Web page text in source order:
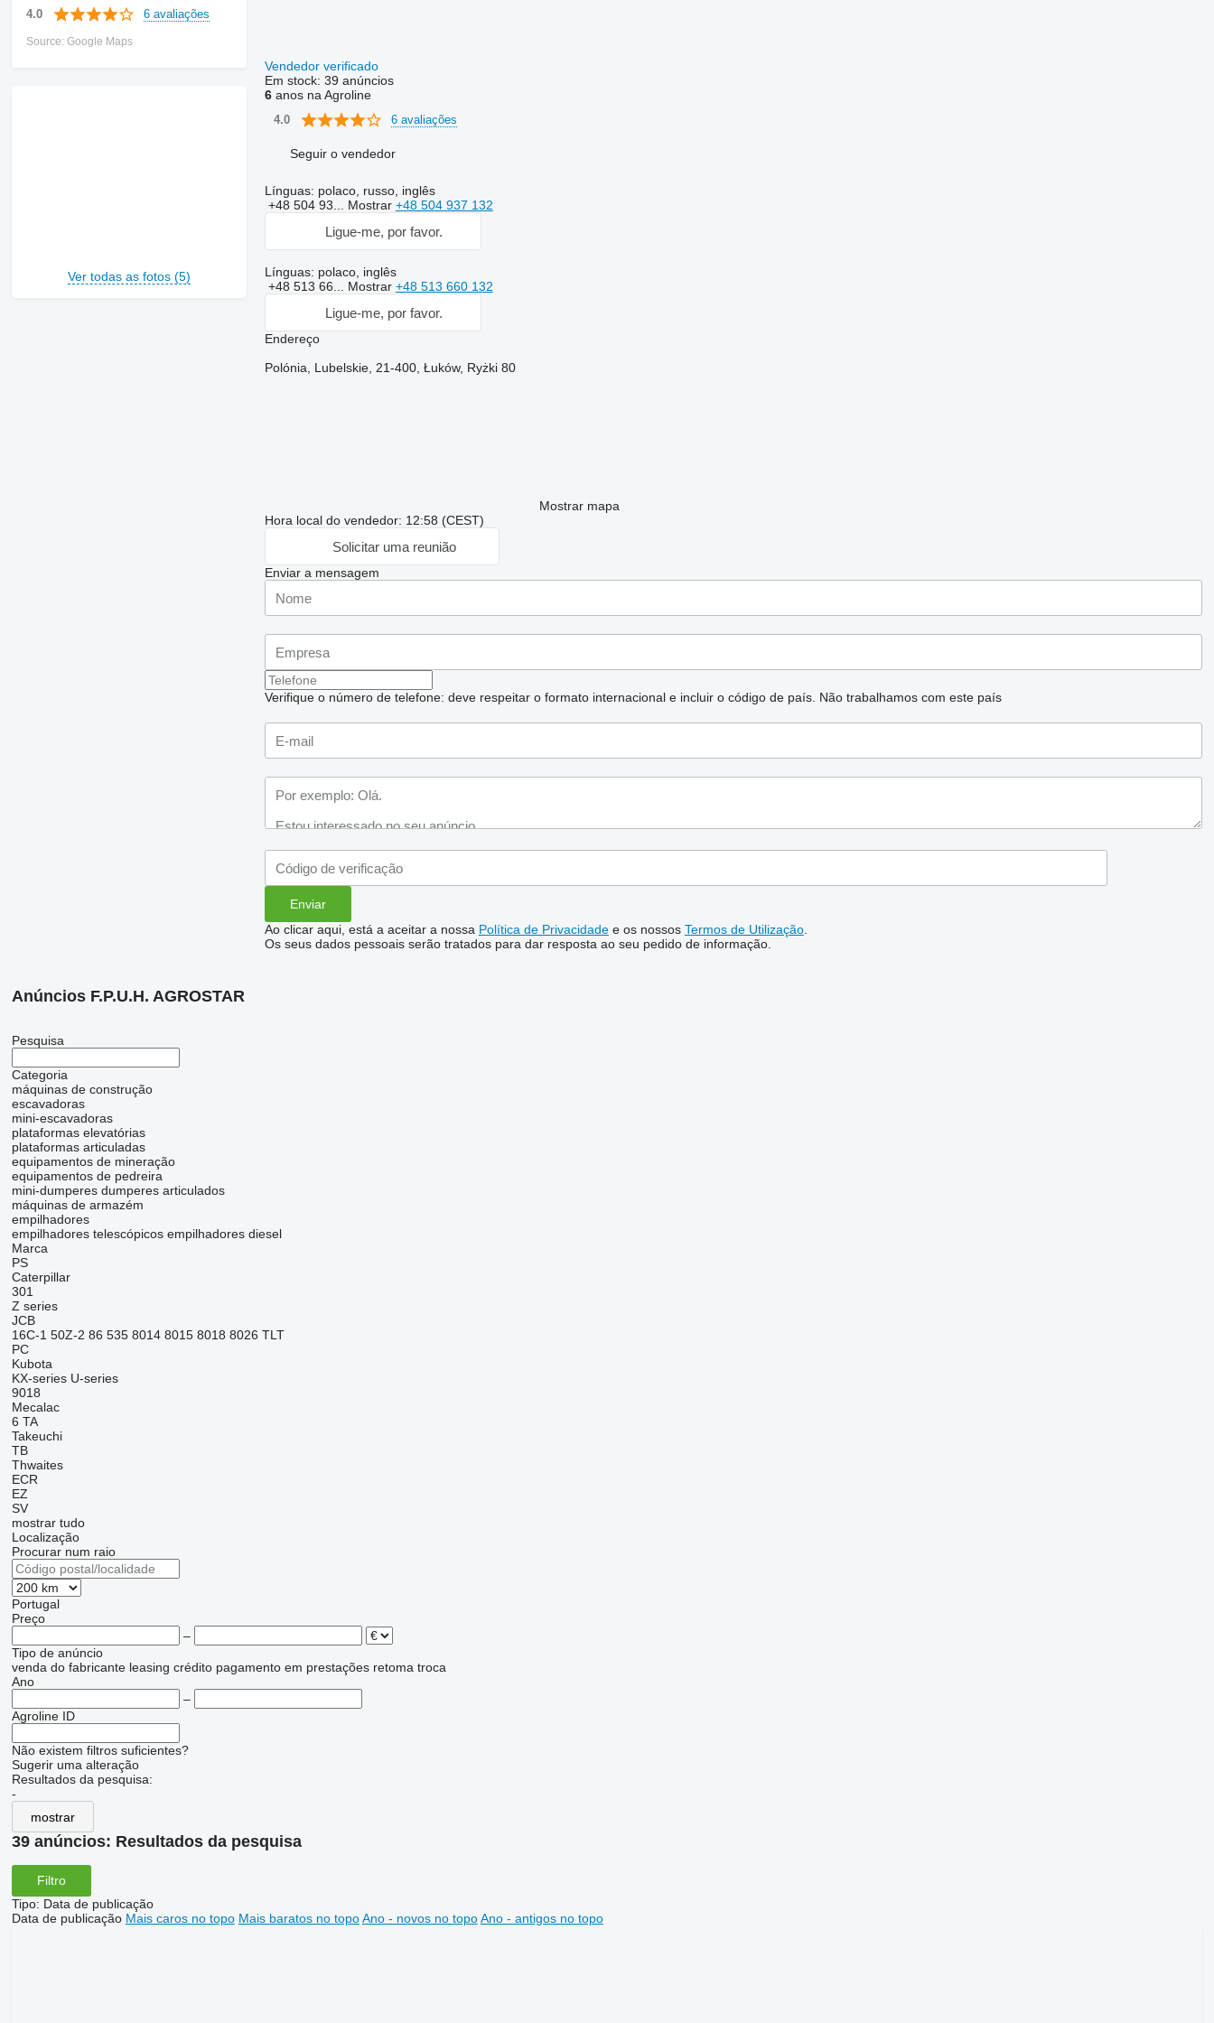
4.0 6 avaliações
Source: Google Maps
Ver todas as fotos (5)
Vendedor verificado
Em stock: 39 anúncios
6anos na Agroline
4.0 6 avaliações
Seguir o vendedor
Línguas: polaco, russo, inglês
+48 504 93... Mostrar +48 504 937 132
Ligue-me, por favor.
Línguas: polaco, inglês
+48 513 66... Mostrar +48 513 660 132
Ligue-me, por favor.
Endereço
Polónia, Lubelskie, 21-400, Łuków, Ryżki 80
Mostrar mapa
Hora local do vendedor: 12:58 (CEST)
Solicitar uma reunião
Enviar a mensagem
Verifique o número de telefone: deve respeitar o formato internacional e incluir o código de país. Não trabalhamos com este país
Ao clicar aqui, está a aceitar a nossa Política de Privacidadee os nossos Termos de Utilização.
Os seus dados pessoais serão tratados para dar resposta ao seu pedido de informação.
Anúncios F.P.U.H. AGROSTAR
Pesquisa
Categoria
máquinas de construção
escavadoras
mini-escavadoras
plataformas elevatórias
plataformas articuladas
equipamentos de mineração
equipamentos de pedreira
mini-dumperes dumperes articulados
máquinas de armazém
empilhadores
empilhadores telescópicos empilhadores diesel
Marca
PS
Caterpillar
301
Z series
JCB
16C-1 50Z-2 86 535 8014 8015 8018 8026 TLT
PC
Kubota
KX-series U-series
9018
Mecalac
6 TA
Takeuchi
TB
Thwaites
ECR
EZ
SV
mostrar tudo
Localização
Procurar num raio
Portugal
Preço
–
Tipo de anúncio
venda do fabricante leasing crédito pagamento em prestações retoma troca
Ano
–
Agroline ID
Não existem filtros suficientes?
Sugerir uma alteração
Resultados da pesquisa:
-
mostrar
39 anúncios: Resultados da pesquisa
Filtro
Tipo: Data de publicação
Data de publicação Mais caros no topo Mais baratos no topo Ano - novos no topo Ano - antigos no topo